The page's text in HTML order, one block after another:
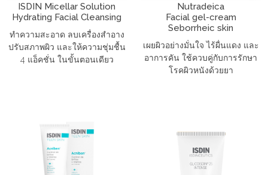
ISDIN Micellar Solution
Hydrating Facial Cleansing
ทำความสะอาด ลบเครื่องสำอาง
ปรับสภาพผิว และให้ความชุ่มชื้น
4 แอ็คชั่น ในขั้นตอนเดียว
Nutradeica
Facial gel-cream
Seborrheic skin
เผยผิวอย่างมั่นใจ ไร้ผื่นแดง และ
อาการคัน ใช้ควบคู่กับการรักษา
โรคผิวหนังด้วยยา